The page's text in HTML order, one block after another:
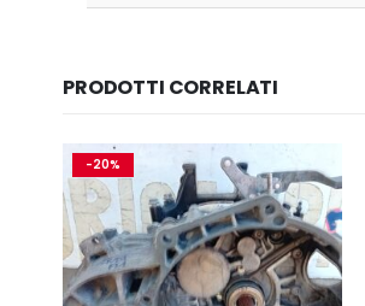
PRODOTTI CORRELATI
-20%